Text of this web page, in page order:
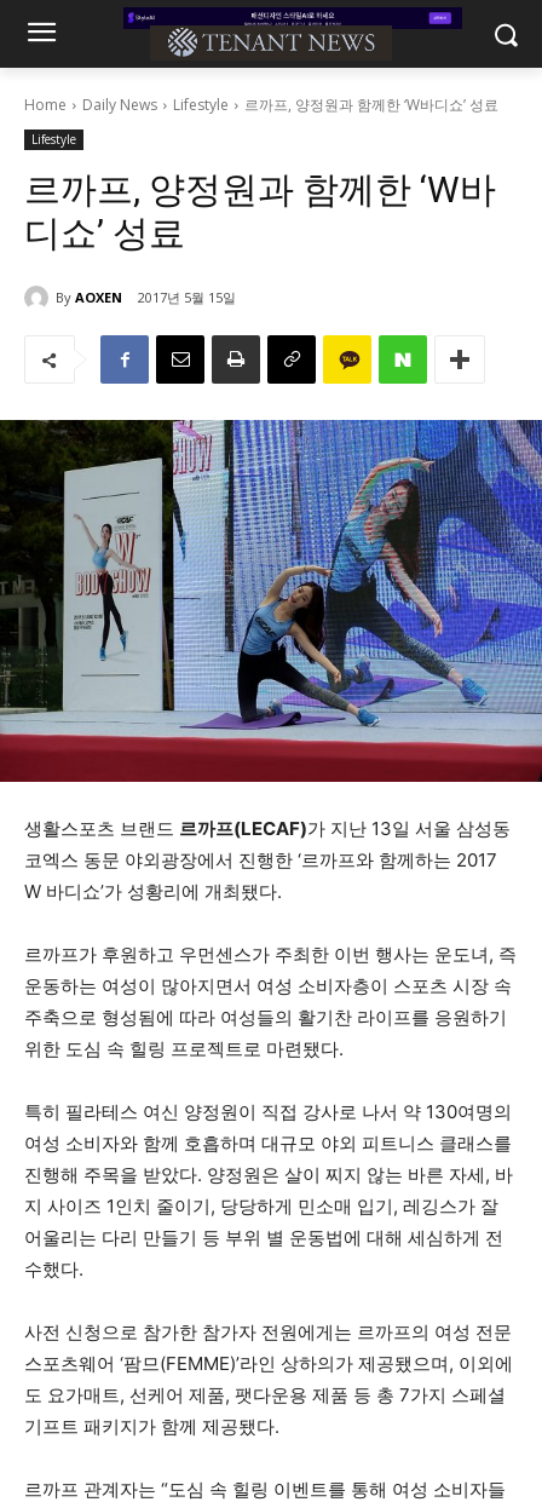
Home Daily News Lifestyle 르까프, 양정원과 함께한 ‘W바디쇼’ 성료
Lifestyle
르까프, 양정원과 함께한 ‘W바
디쇼’ 성료
By AOXEN 2017년 5월 15일
생활스포츠 브랜드 르까프(LECAF)가 지난 13일 서울 삼성동
코엑스 동문 야외광장에서 진행한 ‘르까프와 함께하는 2017
W 바디쇼’가 성황리에 개최됐다.
르까프가 후원하고 우먼센스가 주최한 이번 행사는 운도녀, 즉
운동하는 여성이 많아지면서 여성 소비자층이 스포츠 시장 속
주축으로 형성됨에 따라 여성들의 활기찬 라이프를 응원하기
위한 도심 속 힐링 프로젝트로 마련됐다.
특히 필라테스 여신 양정원이 직접 강사로 나서 약 130여명의
여성 소비자와 함께 호흡하며 대규모 야외 피트니스 클래스를
진행해 주목을 받았다. 양정원은 살이 찌지 않는 바른 자세, 바
지 사이즈 1인치 줄이기, 당당하게 민소매 입기, 레깅스가 잘
어울리는 다리 만들기 등 부위 별 운동법에 대해 세심하게 전
수했다.
사전 신청으로 참가한 참가자 전원에게는 르까프의 여성 전문
스포츠웨어 ‘팜므(FEMME)’라인 상하의가 제공됐으며, 이외에
도 요가매트, 선케어 제품, 팻다운용 제품 등 총 7가지 스페셜
기프트 패키지가 함께 제공됐다.
르까프 관계자는 “도심 속 힐링 이벤트를 통해 여성 소비자들